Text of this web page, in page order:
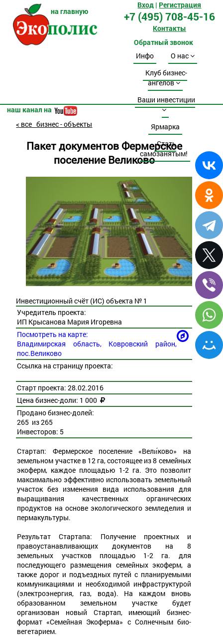
на главную
наш канал на
Обратный звонок
Вход | Регистрация
+7 (495) 708-45-16
Контакты
Инфо
О нас
Клуб бизнес-
ангелов
Ваши инвестиции
Ярмарка
Стать
самозанятым!
< все бизнес - объекты
Пакет документов Фермерское
поселение Великово
Инвестиционный счёт (ИС) объекта № 1
Учредитель проекта:
ИП Крысанова Мария Игоревна
Посмотреть на карте:
Владимирская область, Ковровский район,
пос.Великово
Ссылка на страницу проекта:
Старт проекта: 28.02.2016
Цена бизнес-доли: 1 000
Продано бизнес-долей:
265 из 265
Инвесторов: 5
Стартап: Фермерское поселение «Вели́ково» на
земельном участке в 12 га, состоящее из 8 семейных
экоферм, каждое площадью 1-2 га. Это позволит
максимально эффективно использовать земельный
участок без изменения вида использования для
выращивания качественных органических
продуктов на основе экологического земледелия и
пермакультуры.
Результат Стартапа: Получение проектных и
правоустанавливающих документов на 8
земельных участков площадью 1-2 га. для
последующего размещения семейных экоферм, а
также дорог и подъездных путей с планируемыми
коммуникациями и необходимой инфраструктурой
(электроэнергия, газ, вода). На каждом вновь
образованном земельном участке будет
организован новый Стартап, имеющий бизнес-
формат «Семейная Экоферма» с Солнечным био-
вегетарием.